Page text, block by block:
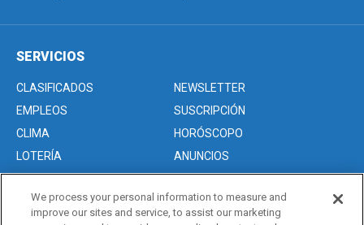
SERVICIOS
CLASIFICADOS
NEWSLETTER
EMPLEOS
SUSCRIPCIÓN
CLIMA
HORÓSCOPO
LOTERÍA
ANUNCIOS
Acerca de nosotros
We process your personal information to measure and
improve our sites and service, to assist our marketing